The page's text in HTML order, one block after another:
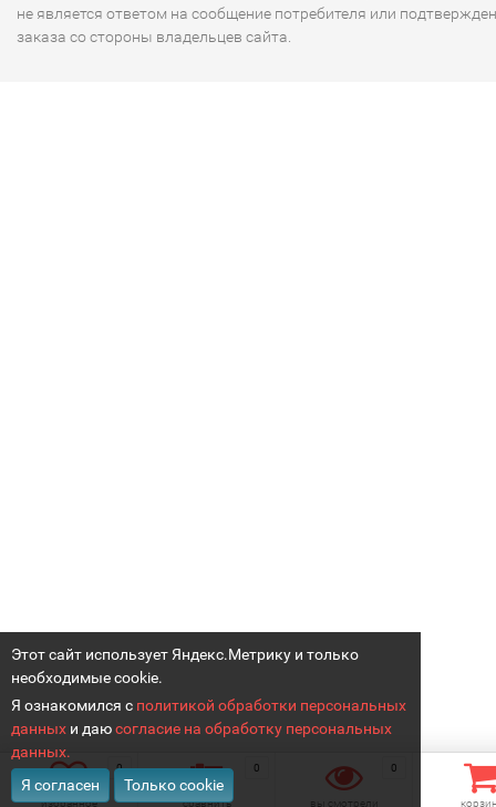
Этот сайт использует Яндекс.Метрику и только
необходимые cookie.
Я ознакомился с политикой обработки персональных
данных и даюсогласие на обработку персональных
данных.
Я согласен
Только cookie
не является ответом на сообщение потребителя или
заказа со стороны владельцев сайта.
0
избранное
0
сравнить
0
вы смотрели